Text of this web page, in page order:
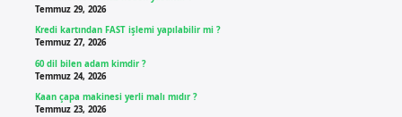
Temmuz 29, 2026
Kredi kartından FAST işlemi yapılabilir mi ?
Temmuz 27, 2026
60 dil bilen adam kimdir ?
Temmuz 24, 2026
Kaan çapa makinesi yerli malı mıdır ?
Temmuz 23, 2026